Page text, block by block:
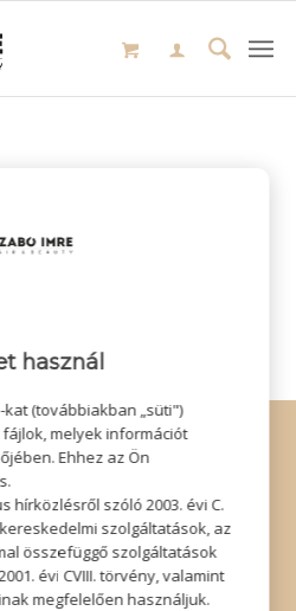
Beauty
|Elállás
használ
(továbbiakban „süti")
melyek információt
Ehhez az Ön
hírközlésről szóló 2003. évi C.
szolgáltatások, az
összefüggő szolgáltatások
évi CVIII. törvény, valamint
megfelelően használjuk.